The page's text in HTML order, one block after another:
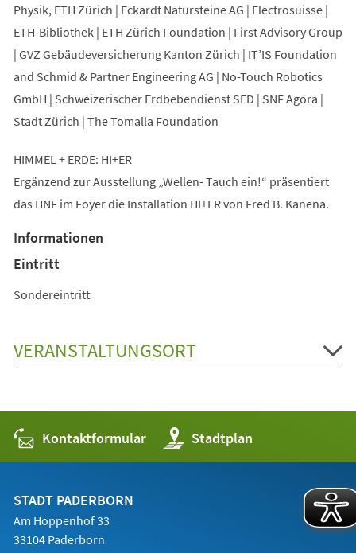
Physik, ETH Zürich | Eckardt Natursteine AG | Electrosuisse |
ETH-Bibliothek | ETH Zürich Foundation | First Advisory Group
| GVZ Gebäudeversicherung Kanton Zürich | IT’IS Foundation
and Schmid & Partner Engineering AG | No-Touch Robotics
GmbH | Schweizerischer Erdbebendienst SED | SNF Agora |
Stadt Zürich | The Tomalla Foundation
HIMMEL + ERDE: HI+ER
Ergänzend zur Ausstellung „Wellen- Tauch ein!“ präsentiert
das HNF im Foyer die Installation HI+ER von Fred B. Kanena.
Informationen
Eintritt
Sondereintritt
VERANSTALTUNGSORT
Kontaktformular Stadtplan
(Öffnet
in
einem
STADT PADERBORN
Am Hoppenhof 33
33104 Paderborn